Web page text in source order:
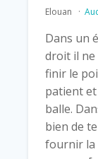
Elouan
Dans un
droit il
finir le
patient
balle.
bien de
fournir la